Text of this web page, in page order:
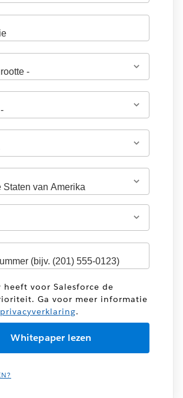
heeft voor Salesforce de
Ga voor meer informatie
privacyverklaring.